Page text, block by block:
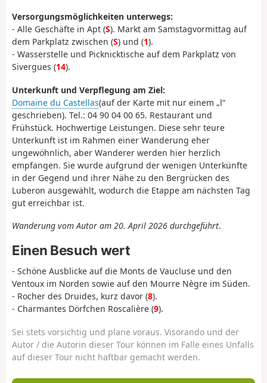
Versorgungsmöglichkeiten unterwegs:
- Alle Geschäfte in Apt (S). Markt am Samstagvormittag auf
dem Parkplatz zwischen (S) und (1).
- Wasserstelle und Picknicktische auf dem Parkplatz von
Sivergues (14).
Unterkunft und Verpflegung am Ziel:
Domaine du Castellas(auf der Karte mit nur einem „l“
geschrieben). Tel.: 04 90 04 00 65. Restaurant und
Frühstück. Hochwertige Leistungen. Diese sehr teure
Unterkunft ist im Rahmen einer Wanderung eher
ungewöhnlich, aber Wanderer werden hier herzlich
empfangen. Sie wurde aufgrund der wenigen Unterkünfte
in der Gegend und ihrer Nähe zu den Bergrücken des
Luberon ausgewählt, wodurch die Etappe am nächsten Tag
gut erreichbar ist.
Wanderung vom Autor am 20. April 2026 durchgeführt.
Einen Besuch wert
- Schöne Ausblicke auf die Monts de Vaucluse und den
Ventoux im Norden sowie auf den Mourre Nègre im Süden.
- Rocher des Druides, kurz davor (8).
- Charmantes Dörfchen Roscalière (9).
Sei stets vorsichtig und plane voraus. Visorando und der
Autor / die Autorin dieser Tour können im Falle eines Unfalls
auf dieser Tour nicht haftbar gemacht werden.